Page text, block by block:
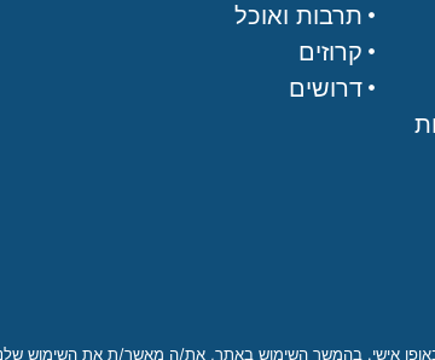
תרבות ואוכל
קרוזים
דרושים